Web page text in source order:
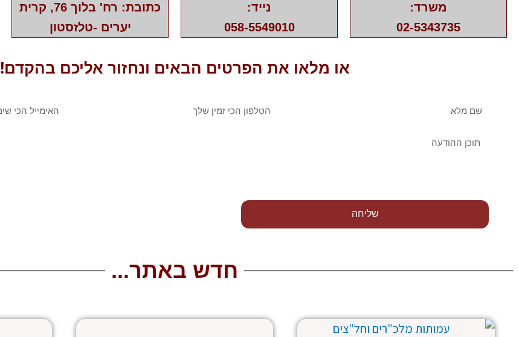
משרד:
02-5343735
נייד:
058-5549010
כתובת: רח' בלוך 76, קרית
יערים -טלזסטון
או מלאו את הפרטים הבאים ונחזור אליכם בהקדם!
שם
טלפון
אימייל
הודעה
שליחה
חדש באתר...